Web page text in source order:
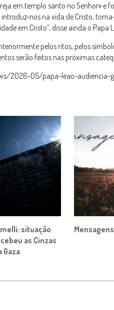
em templo santo no Senhor»
nos na vida de Cristo,
em Cristo”, disse ainda o Papa
pelos ritos, pelos
serão feitos nas próximas
2026-05/papa-leao-audiencia-
situação
as Cinzas
Gaza